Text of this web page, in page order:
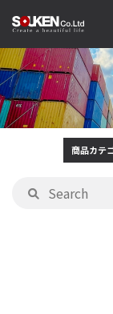
商品カテ